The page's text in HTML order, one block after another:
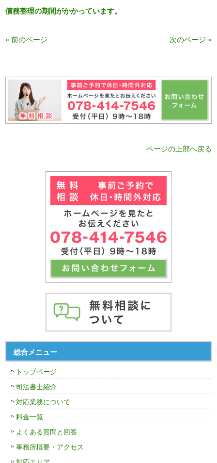
債務整理の期間がかかっています。
« 前のページ 次のページ »
ページの上部へ戻る
総合メニュー
トップページ
司法書士紹介
対応業務について
料金一覧
よくある質問と回答
事務所概要・アクセス